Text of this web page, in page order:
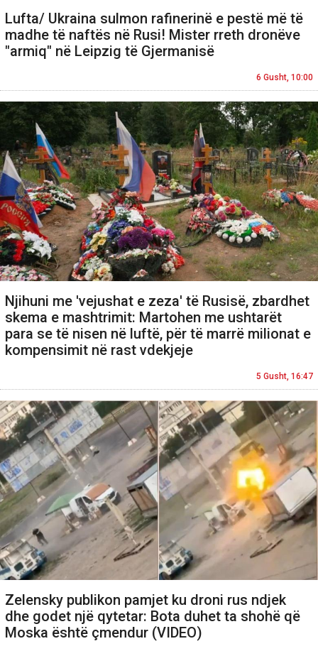
Lufta/ Ukraina sulmon rafinerinë e pestë më të
madhe të naftës në Rusi! Mister rreth dronëve
"armiq" në Leipzig të Gjermanisë
6 Gusht, 10:00
Njihuni me 'vejushat e zeza' të Rusisë, zbardhet
skema e mashtrimit: Martohen me ushtarët
para se të nisen në luftë, për të marrë milionat e
kompensimit në rast vdekjeje
5 Gusht, 16:47
Zelensky publikon pamjet ku droni rus ndjek
dhe godet një qytetar: Bota duhet ta shohë që
Moska është çmendur (VIDEO)